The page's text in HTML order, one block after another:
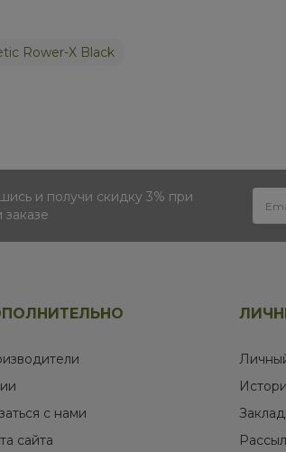
Rower-X Black
и получи скидку 3% при
с нами
сайта